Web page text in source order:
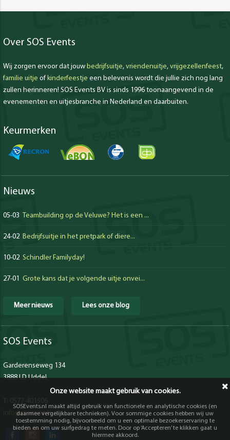
Over SOS Events
Wij zorgen ervoor dat jouw bedrijfsuitje, vriendenuitje, vrijgezellenfeest,
familie uitje of kinderfeestje een belevenis wordt die jullie zich nog lang
zullen herinneren! SOS Events BV is sinds 1996 toonaangevend in de
evenementen en uitjesbranche in Nederland en daarbuiten.
Keurmerken
Nieuws
05-03 Teambuilding op de Veluwe? Het is een ...
24-02 Bedrijfsuitje in het pretpark of diere...
10-02 Schindler Familyday!
27-01 Grote kans dat je volgende uitje onvei...
Meer nieuws Lees onze blog
SOS Events
Garderenseweg 134
3888 LD Uddel
info@sosevents.nl
Onze website maakt gebruik van cookies.
SOSEvents.nl maakt altijd gebruik van functionele en analytische cookies (en
daarmee vergelijkbare technieken). Voor sommige cookies hebben wij uw
toestemming nodig, bijvoorbeeld om u een optimale bezoekerservaring te
bieden en om uw surfgedrag te meten. Door op ‘Accepteren’ te klikken gaat u
hiermee akkoord.